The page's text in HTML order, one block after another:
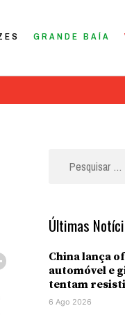
GRANDE BAÍA
Últimas
China lança
automóvel e
tentam
6 Ago 2026